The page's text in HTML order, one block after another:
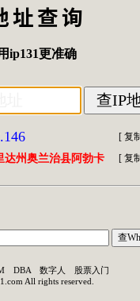
址查询
ip131更准确
[ 复制
达州奥兰治县阿勃卡 [ 复制
DBA 数字人
股票入门
All rights reserved.